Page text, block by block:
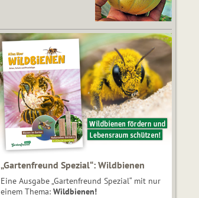
„Gartenfreund Spezial“: Wildbienen
Eine Ausgabe „Gartenfreund Spezial“ mit nur
einem Thema: Wildbienen!